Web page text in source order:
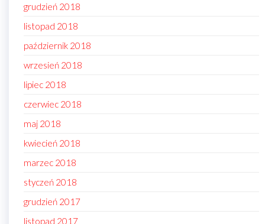
grudzień 2018
listopad 2018
październik 2018
wrzesień 2018
lipiec 2018
czerwiec 2018
maj 2018
kwiecień 2018
marzec 2018
styczeń 2018
grudzień 2017
listopad 2017